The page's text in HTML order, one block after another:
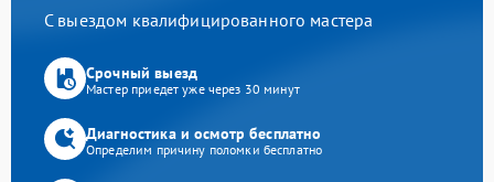
С выездом квалифицированного мастера
Срочный выезд
Мастер приедет уже через 30 минут
Диагностика и осмотр бесплатно
Определим причину поломки бесплатно